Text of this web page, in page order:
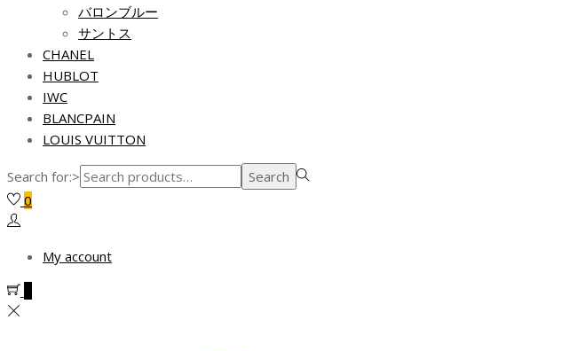
バロンブルー
サントス
CHANEL
HUBLOT
IWC
BLANCPAIN
LOUIS VUITTON
Search for:>
Search
0
My account